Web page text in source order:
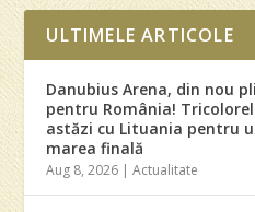
ULTIMELE ARTICOLE
Danubius Arena, din nou
pentru România!
astăzi cu Lituania pentru
marea finală
Aug 8, 2026 |Actualitate